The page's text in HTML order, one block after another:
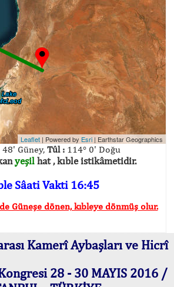
Leaflet | Powered by Esri | Earthstar Geographics
Güney, Tûl :114° 0' Doğu
yeşilhat , kıble istikâmetidir.
Sâati Vakti 16:45
Güneşe dönen, kıbleye dönmüş olur.
Kamerî Aybaşları ve Hicrî
28 - 30 MAYIS 2016 /